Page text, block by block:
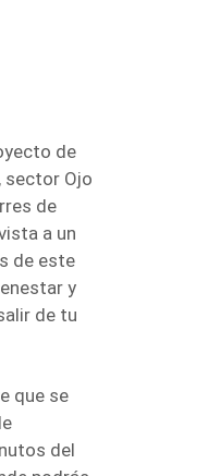
de
sector Ojo
de
a un
de este
y
de tu
que se
del